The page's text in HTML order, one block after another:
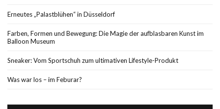
Erneutes „Palastblühen“ in Düsseldorf
Farben, Formen und Bewegung: Die Magie der aufblasbaren Kunst im
Balloon Museum
Sneaker: Vom Sportschuh zum ultimativen Lifestyle-Produkt
Was war los – im Feburar?